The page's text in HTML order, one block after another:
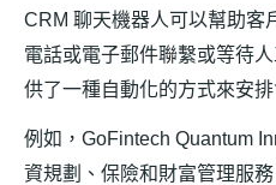
CRM 聊天機器人可以幫助客
電話或電子郵件聯繫或等待
供了一種自動化的方式來安排
例如，GoFintech Quantum
資規劃、保險和財富管理服